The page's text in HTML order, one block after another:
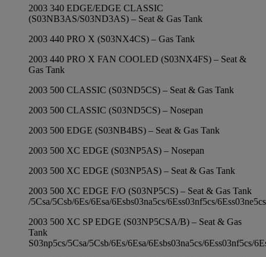
2003 340 EDGE/EDGE CLASSIC
(S03NB3AS/S03ND3AS) – Seat & Gas Tank
2003 440 PRO X (S03NX4CS) – Gas Tank
2003 440 PRO X FAN COOLED (S03NX4FS) – Seat &
Gas Tank
2003 500 CLASSIC (S03ND5CS) – Seat & Gas Tank
2003 500 CLASSIC (S03ND5CS) – Nosepan
2003 500 EDGE (S03NB4BS) – Seat & Gas Tank
2003 500 XC EDGE (S03NP5AS) – Nosepan
2003 500 XC EDGE (S03NP5AS) – Seat & Gas Tank
2003 500 XC EDGE F/O (S03NP5CS) – Seat & Gas Tank
/5Csa/5Csb/6Es/6Esa/6Esbs03na5cs/6Ess03nf5cs/
2003 500 XC SP EDGE (S03NP5CSA/B) – Seat & Gas
Tank
S03np5cs/5Csa/5Csb/6Es/6Esa/6Esbs03na5cs/6Ess03nf5cs/